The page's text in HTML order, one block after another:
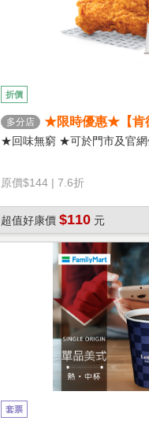
折價
多分店
★限時優惠★【肯
樂券
★回味無窮 ★可於門市及官網
原價$144 | 7.6折
超值好康價 $110 元
套票